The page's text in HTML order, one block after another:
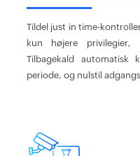
Tildel just in time-
kun højere
Tilbagekald automatisk
periode, og nulstil